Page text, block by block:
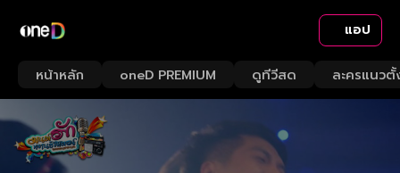
แอป
หน้าหลัก oneD PREMIUM ดูทีวีสด ละครแนวตั้